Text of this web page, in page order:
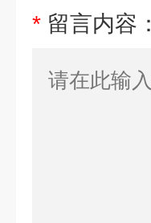
* 留言内容：